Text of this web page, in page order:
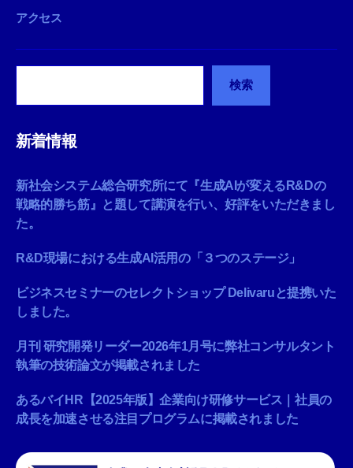
アクセス
検索
新着情報
新社会システム総合研究所にて『生成AIが変えるR&Dの
戦略的勝ち筋』と題して講演を行い、好評をいただきまし
た。
R&D現場における生成AI活用の「３つのステージ」
ビジネスセミナーのセレクトショップ Delivaruと提携いた
しました。
月刊 研究開発リーダー2026年1月号に弊社コンサルタント
執筆の技術論文が掲載されました
あるバイHR【2025年版】企業向け研修サービス｜社員の
成長を加速させる注目プログラムに掲載されました